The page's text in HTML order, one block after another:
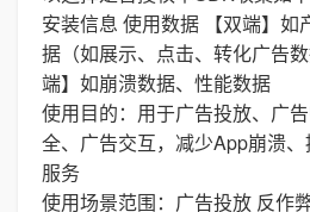
安装信息 使用数据 【双端】如
据（如展示、点击、转化广告
端】如崩溃数据、性能数据
使用目的：用于广告投放、广
全、广告交互，减少App崩溃
服务
使用场景范围：广告投放 反作